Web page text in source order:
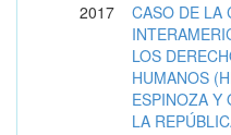
2017
CASO DE LA
LOS
HUMANOS
ESPINOZA Y
LA